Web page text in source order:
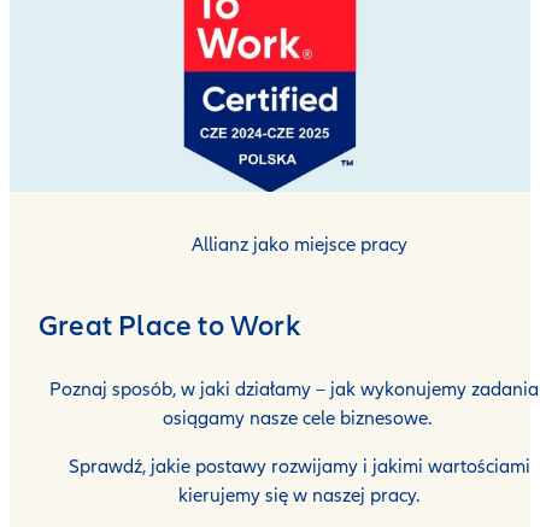
Allianz jako miejsce pracy
Great Place to Work
Poznaj sposób, w jaki działamy – jak wykonujemy
osiągamy nasze cele biznesowe.
Sprawdź, jakie postawy rozwijamy i jakimi wartościami
kierujemy się w naszej pracy.